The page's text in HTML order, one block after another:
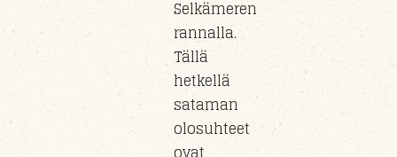
Selkämeren
rannalla.
Tällä
hetkellä
sataman
olosuhteet